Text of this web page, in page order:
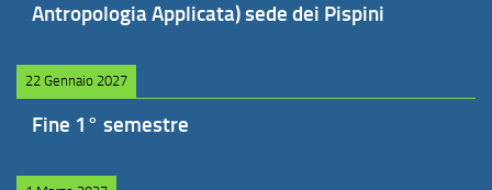
Antropologia Applicata) sede dei Pispini
22 Gennaio 2027
Fine 1° semestre